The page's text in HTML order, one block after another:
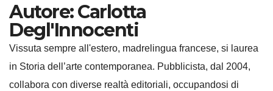
Autore:Carlotta
Degl'Innocenti
Vissuta sempre all'estero, madrelingua francese, si laurea
in Storia dell’arte contemporanea. Pubblicista, dal 2004,
collabora con diverse realtà editoriali, occupandosi di